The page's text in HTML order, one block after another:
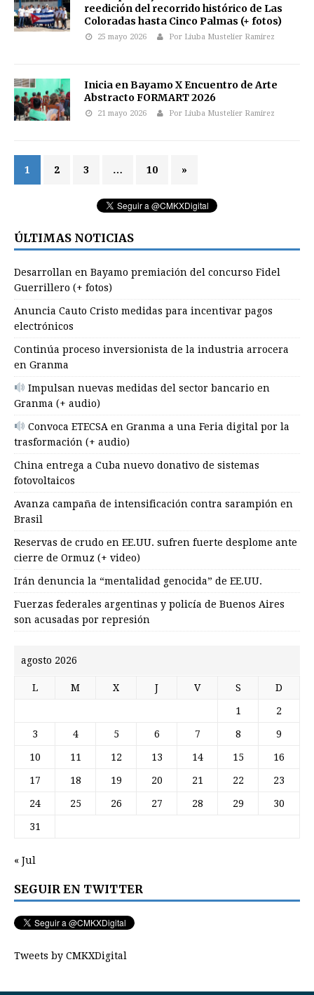
reedición del recorrido histórico de Las
Coloradas hasta Cinco Palmas (+ fotos)
25 mayo 2026 Por Liuba Mustelier Ramirez
Inicia en Bayamo X Encuentro de Arte
Abstracto FORMART 2026
21 mayo 2026 Por Liuba Mustelier Ramirez
1 2 3 … 10 »
ÚLTIMAS NOTICIAS
Desarrollan en Bayamo premiación del concurso Fidel
Guerrillero (+ fotos)
Anuncia Cauto Cristo medidas para incentivar pagos
electrónicos
Continúa proceso inversionista de la industria arrocera
en Granma
Impulsan nuevas medidas del sector bancario en
Granma (+ audio)
Convoca ETECSA en Granma a una Feria digital por la
trasformación (+ audio)
China entrega a Cuba nuevo donativo de sistemas
fotovoltaicos
Avanza campaña de intensificación contra sarampión en
Brasil
Reservas de crudo en EE.UU. sufren fuerte desplome ante
cierre de Ormuz (+ video)
Irán denuncia la “mentalidad genocida” de EE.UU.
Fuerzas federales argentinas y policía de Buenos Aires
son acusadas por represión
agosto 2026
L M X J V S D
1 2
3 4 5 6 7 8 9
10 11 12 13 14 15 16
17 18 19 20 21 22 23
24 25 26 27 28 29 30
31
« Jul
SEGUIR EN TWITTER
Tweets by CMKXDigital